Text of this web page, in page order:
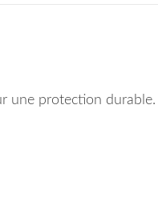
une protection durable.